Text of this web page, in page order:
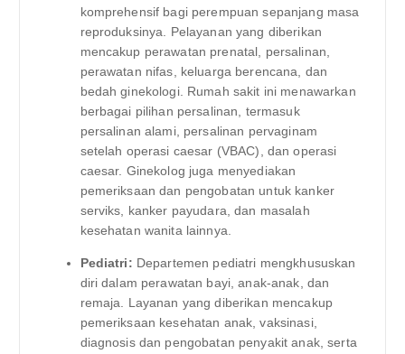
komprehensif bagi perempuan sepanjang masa
reproduksinya. Pelayanan yang diberikan
mencakup perawatan prenatal, persalinan,
perawatan nifas, keluarga berencana, dan
bedah ginekologi. Rumah sakit ini menawarkan
berbagai pilihan persalinan, termasuk
persalinan alami, persalinan pervaginam
setelah operasi caesar (VBAC), dan operasi
caesar. Ginekolog juga menyediakan
pemeriksaan dan pengobatan untuk kanker
serviks, kanker payudara, dan masalah
kesehatan wanita lainnya.
Pediatri: Departemen pediatri mengkhususkan
diri dalam perawatan bayi, anak-anak, dan
remaja. Layanan yang diberikan mencakup
pemeriksaan kesehatan anak, vaksinasi,
diagnosis dan pengobatan penyakit anak, serta